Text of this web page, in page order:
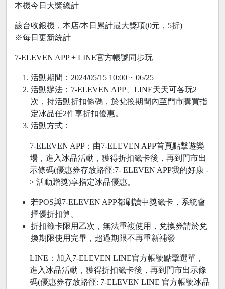
本機今日大獎總計
該台收銀機，本店/本日累計最大獎項(0元，5折)
※每日更新統計
7-ELEVEN APP + LINE官方帳號同步玩
活動期間：2024/05/15 10:00 ~ 06/25
活動辦法：7-ELEVEN APP、LINE天天可各玩2
次，持活動折扣條碼，於兌換期間內至門市購買指
定冰品任2件享折扣優惠。
活動方式：
7-ELEVEN APP：由7-ELEVEN APP首頁點擊遊樂
場，進入冰品活動，獲得折扣籤卡後，再到門市出
示條碼(優惠券存放路徑:7- ELEVEN APP我的好康 -
> 活動贈獎)享指定冰品優惠。
若POS與7-ELEVEN APP都刷讀中獎籤卡，系統會
擇優折扣算。
折扣籤卡限用乙次，無法重複使用，兌換券請於兌
換期限使用完畢，超過期限不再重新補發
LINE：加入7-ELEVEN LINE官方帳號點擊選單，
進入冰品活動，獲得折扣籤卡後，再到門市出示條
碼(優惠券存放路徑: 7-ELEVEN LINE 官方帳號冰品